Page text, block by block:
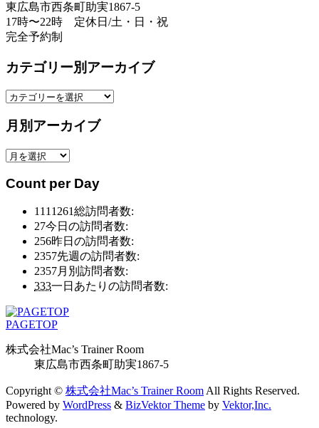
東広島市西条町助実1867-5
17時〜22時 定休日/土・日・祝
完全予約制
カテゴリー別アーカイブ
カ
ゴ
ー
ア
月別アーカイブ
月
ア
Count per Day
1111261総訪問者数:
27今日の訪問者数:
256昨日の訪問者数:
2357先週の訪問者数:
2357月別訪問者数:
333一日あたりの訪問者数:
PAGETOP
株式会社Mac’s Trainer Room
東広島市西条町助実1867-5
Copyright © 株式会社Mac’s Trainer Room All Rights Reserved.
Powered by WordPress & BizVektor Theme by Vektor,Inc.
technology.